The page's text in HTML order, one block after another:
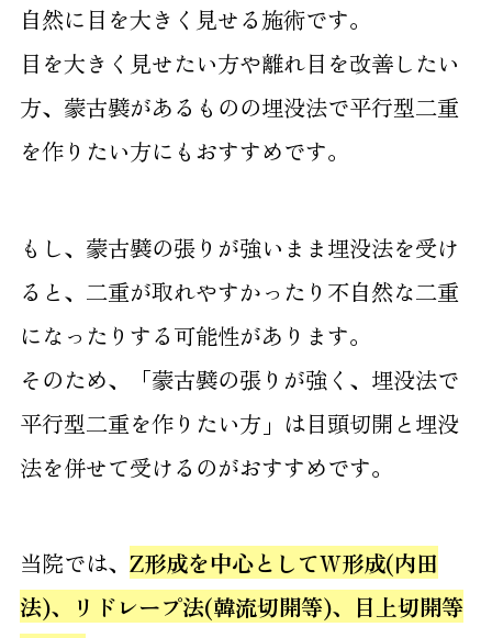
自然に目を大きく見せる施術です。
目を大きく見せたい方や離れ目を改善したい
方、蒙古襞があるものの埋没法で平行型二重
を作りたい方にもおすすめです。
もし、蒙古襞の張りが強いまま埋没法を受け
ると、二重が取れやすかったり不自然な二重
になったりする可能性があります。
そのため、「蒙古襞の張りが強く、埋没法で
平行型二重を作りたい方」は目頭切開と埋没
法を併せて受けるのがおすすめです。
当院では、 Z形成を中心としてW形成(内田
法)、リドレープ法(韓流切開等)、目上切開等